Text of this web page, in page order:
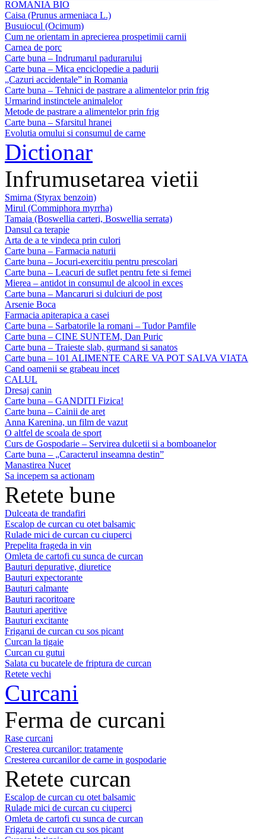
ROMANIA BIO
Caisa (Prunus armeniaca L.)
Busuiocul (Ocimum)
Cum ne orientam in aprecierea prospetimii carnii
Carnea de porc
Carte buna – Indrumarul padurarului
Carte buna – Mica enciclopedie a padurii
„Cazuri accidentale” in Romania
Carte buna – Tehnici de pastrare a alimentelor prin frig
Urmarind instinctele animalelor
Metode de pastrare a alimentelor prin frig
Carte buna – Sfarsitul hranei
Evolutia omului si consumul de carne
Dictionar
Infrumusetarea vietii
Smirna (Styrax benzoin)
Mirul (Commiphora myrrha)
Tamaia (Boswellia carteri, Boswellia serrata)
Dansul ca terapie
Arta de a te vindeca prin culori
Carte buna – Farmacia naturii
Carte buna – Jocuri-exercitiu pentru prescolari
Carte buna – Leacuri de suflet pentru fete si femei
Mierea – antidot in consumul de alcool in exces
Carte buna – Mancaruri si dulciuri de post
Arsenie Boca
Farmacia apiterapica a casei
Carte buna – Sarbatorile la romani – Tudor Pamfile
Carte buna – CINE SUNTEM, Dan Puric
Carte buna – Traieste slab, gurmand si sanatos
Carte buna – 101 ALIMENTE CARE VA POT SALVA VIATA
Cand oamenii se grabeau incet
CALUL
Dresaj canin
Carte buna – GANDITI Fizica!
Carte buna – Cainii de aret
Anna Karenina, un film de vazut
O altfel de scoala de sport
Curs de Gospodarie – Servirea dulcetii si a bomboanelor
Carte buna – „Caracterul inseamna destin”
Manastirea Nucet
Sa incepem sa actionam
Retete bune
Dulceata de trandafiri
Escalop de curcan cu otet balsamic
Rulade mici de curcan cu ciuperci
Prepelita frageda in vin
Omleta de cartofi cu sunca de curcan
Bauturi depurative, diuretice
Bauturi expectorante
Bauturi calmante
Bauturi racoritoare
Bauturi aperitive
Bauturi excitante
Frigarui de curcan cu sos picant
Curcan la tigaie
Curcan cu gutui
Salata cu bucatele de friptura de curcan
Retete vechi
Curcani
Ferma de curcani
Rase curcani
Cresterea curcanilor: tratamente
Cresterea curcanilor de carne in gospodarie
Retete curcan
Escalop de curcan cu otet balsamic
Rulade mici de curcan cu ciuperci
Omleta de cartofi cu sunca de curcan
Frigarui de curcan cu sos picant